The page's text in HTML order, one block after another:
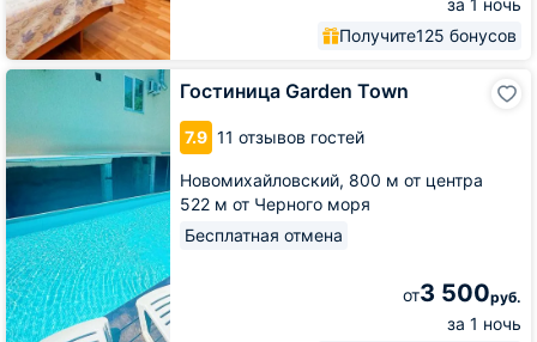
за 1 ночь
Получите125 бонусов
Гостиница Garden Town
7.9 11 отзывов гостей
Новомихайловский, 800 м от центра
522 м от Черного моря
Бесплатная отмена
от3 500руб.
за 1 ночь
Гостиница